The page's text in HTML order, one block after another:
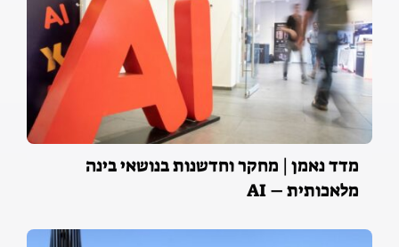
מדד נאמן | מחקר וחדשנות בנושאי בינה
מלאכותית – AI